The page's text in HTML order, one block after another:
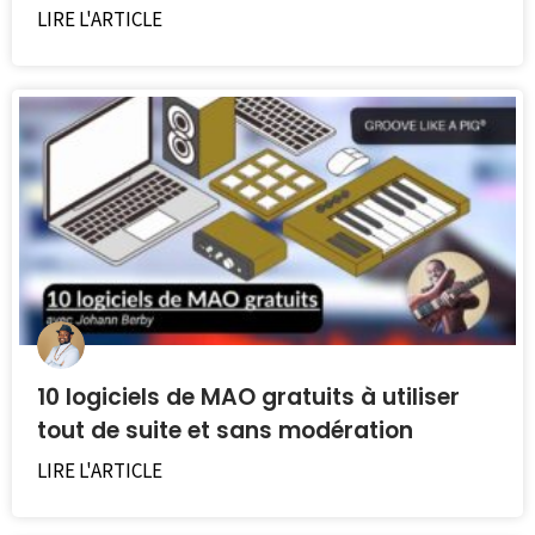
LIRE L'ARTICLE
10 logiciels de MAO gratuits à utiliser
tout de suite et sans modération
LIRE L'ARTICLE